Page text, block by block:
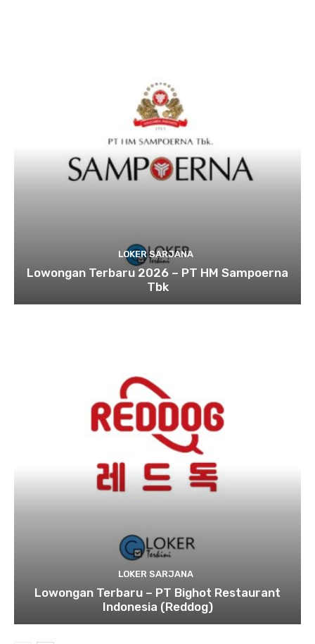
LOKER SARJANA
Lowongan Terbaru 2026 – PT HM Sampoerna
Tbk
LOKER SARJANA
Lowongan Terbaru – PT Bighot Restaurant
Indonesia (Reddog)